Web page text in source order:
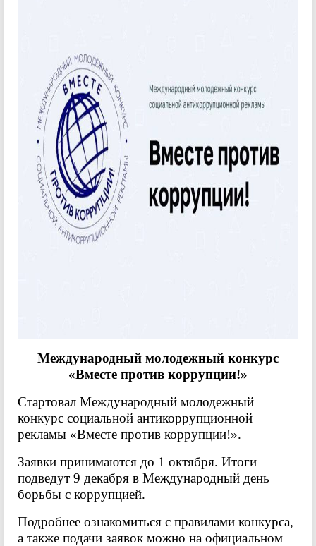
Международный молодежный конкурс
«Вместе против коррупции!»
Стартовал Международный молодежный
конкурс социальной антикоррупционной
рекламы «Вместе против коррупции!».
Заявки принимаются до 1 октября. Итоги
подведут 9 декабря в Международный день
борьбы с коррупцией.
Подробнее ознакомиться с правилами конкурса,
а также подачи заявок можно на официальном